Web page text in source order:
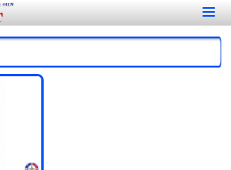
(Cách Điện Đứng Polymer)